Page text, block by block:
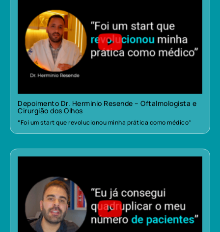
Depoimento Dr. Herminio Resende – Oftalmologista e
Cirurgião dos Olhos
“Foi um start que revolucionou minha prática como médico”